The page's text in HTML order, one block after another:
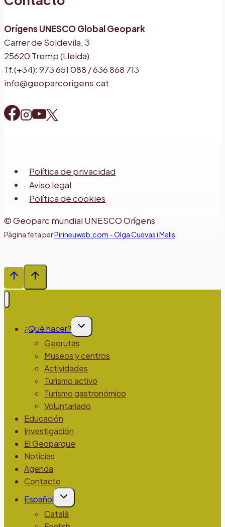
Orígens UNESCO Global Geopark
Carrer de Soldevila, 3
25620 Tremp (Lleida)
Tf.(+34): 973 651 088 / 636 868 713
info@geoparcorigens.cat
Política de privacidad
Aviso legal
Política de cookies
© Geoparc mundial UNESCO Orígens
Pàgina feta perPirineuweb.com - Olga Cuevas i Melis
¿Què hacer?
Alternar
menú
hijo
Georutas
Museos y centros
Actividades
Turismo activo
Turismo gastronómico
Voluntariado
Educación
Investigación
El Geoparque
Notícias
Agenda
Contacto
Español
Alternar
hijo
Català